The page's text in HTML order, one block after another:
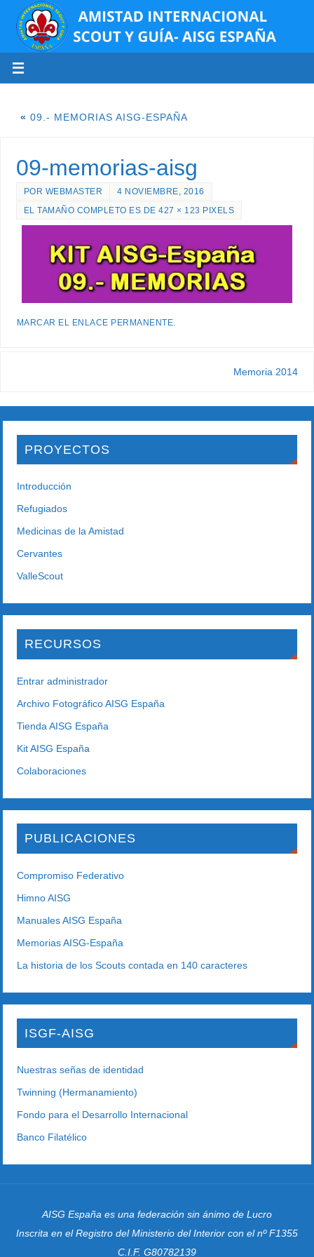
« 09.- MEMORIAS AISG-ESPAÑA
09-memorias-aisg
POR WEBMASTER
4 NOVIEMBRE, 2016
EL TAMAÑO COMPLETO ES DE427 × 123 PIXELS
MARCAR EL ENLACE PERMANENTE
Memoria 2014
PROYECTOS
Introducción
Refugiados
Medicinas de la Amistad
Cervantes
ValleScout
RECURSOS
Entrar administrador
Archivo Fotográfico AISG España
Tienda AISG España
Kit AISG España
Colaboraciones
PUBLICACIONES
Compromiso Federativo
Himno AISG
Manuales AISG España
Memorias AISG-España
La historia de los Scouts contada en 140 caracteres
ISGF-AISG
Nuestras señas de identidad
Twinning (Hermanamiento)
Fondo para el Desarrollo Internacional
Banco Filatélico
AISG España es una federación sin ánimo de Lucro
Inscrita en el Registro del Ministerio del Interior con el nº F1355
C.I.F. G80782139